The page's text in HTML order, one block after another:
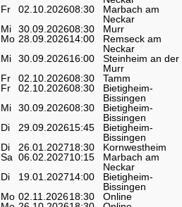
Fr 02.10.202608:30
Marbach am
Neckar
Mi 30.09.202608:30
Murr
Mo 28.09.202614:00
Remseck am
Neckar
Mi 30.09.202616:00
Steinheim an der
Murr
Fr 02.10.202608:30
Tamm
Fr 02.10.202608:30
Bietigheim-
Bissingen
Mi 30.09.202608:30
Bietigheim-
Bissingen
Di 29.09.202615:45
Bietigheim-
Bissingen
Di 26.01.202718:30
Kornwestheim
Sa 06.02.202710:15
Marbach am
Neckar
Di 19.01.202714:00
Bietigheim-
Bissingen
Mo 02.11.202618:30
Online